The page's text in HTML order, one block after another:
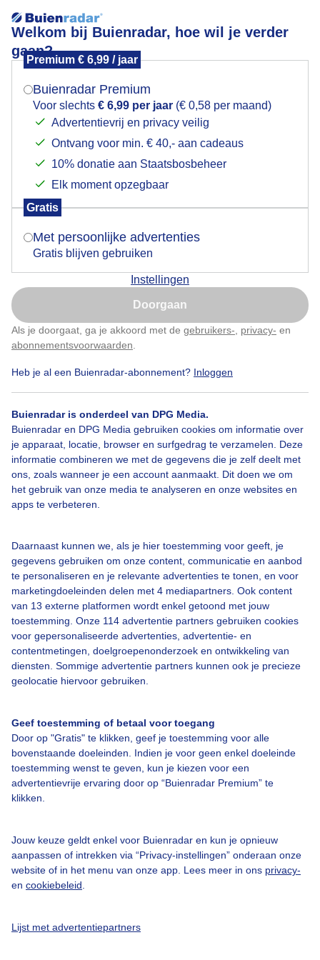
Welkom bij Buienradar, hoe wil je verder
gaan?
Premium € 6,99 / jaar
Buienradar Premium
Voor slechts € 6,99 per jaar (€ 0,58 per maand)
Advertentievrij en privacy veilig
Ontvang voor min. € 40,- aan cadeaus
10% donatie aan Staatsbosbeheer
Elk moment opzegbaar
Gratis
Met persoonlijke advertenties
Gratis blijven gebruiken
Instellingen
Doorgaan
Als je doorgaat, ga je akkoord met de gebruikers- privacy- en
abonnementsvoorwaarden
Heb je al een Buienradar-abonnement? Inloggen
Buienradar is onderdeel van DPG Media.
Buienradar en DPG Media gebruiken cookies om informatie over
je apparaat, locatie, browser en surfgedrag te verzamelen. Deze
informatie combineren we met de gegevens die je zelf deelt met
ons, zoals wanneer je een account aanmaakt. Dit doen we om
het gebruik van onze media te analyseren en onze websites en
apps te verbeteren.
Daarnaast kunnen we, als je hier toestemming voor geeft, je
gegevens gebruiken om onze content, communicatie en aanbod
te personaliseren en je relevante advertenties te tonen, en voor
marketingdoeleinden delen met 4 mediapartners. Ook content
van 13 externe platformen wordt enkel getoond met jouw
toestemming. Onze 114 advertentie partners gebruiken cookies
voor gepersonaliseerde advertenties, advertentie- en
contentmetingen, doelgroepenonderzoek en ontwikkeling van
diensten. Sommige advertentie partners kunnen ook je precieze
geolocatie hiervoor gebruiken.
Geef toestemming of betaal voor toegang
Door op "Gratis" te klikken, geef je toestemming voor alle
bovenstaande doeleinden. Indien je voor geen enkel doeleinde
toestemming wenst te geven, kun je kiezen voor een
advertentievrije ervaring door op “Buienradar Premium” te
klikken.
Jouw keuze geldt enkel voor Buienradar en kun je opnieuw
aanpassen of intrekken via “Privacy-instellingen” onderaan onze
website of in het menu van onze app. Lees meer in ons privacy-
en cookiebeleid
Lijst met advertentiepartners
Perfect weer voor watersportliefhebbers in Nunspeet
Door: Regina Vastenhout Gemaakt: 12-06-2026, 99x bekeken
Een moment geduld aub...
Over Buienradar
Bedrijfsgegevens
Veelgestelde vragen
Contact
Gebruikersvoorwaarden
Adverteren
Buienradar Team
Privacy beleid
Privacy instellingen
Gratis weerdata
Buienradar
Mogen we je locatie gebruiken voor het
Indien je hier nog geen akkoord op hebt gegeven,
verschijnt er zo een pop-up uit je browser waarin
Is goed, toon de popup
Nu niet, misschien later
Klik hierom dit aan te passen